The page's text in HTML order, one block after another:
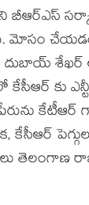
మోసం
దుబాయ్
కేసీఆర్ కు
కేసీఆర్
తెలంగాణ